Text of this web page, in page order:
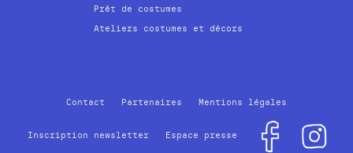
Prêt de costumes
Ateliers costumes et décors
Contact Partenaires Mentions légales
Inscription newsletter Espace presse